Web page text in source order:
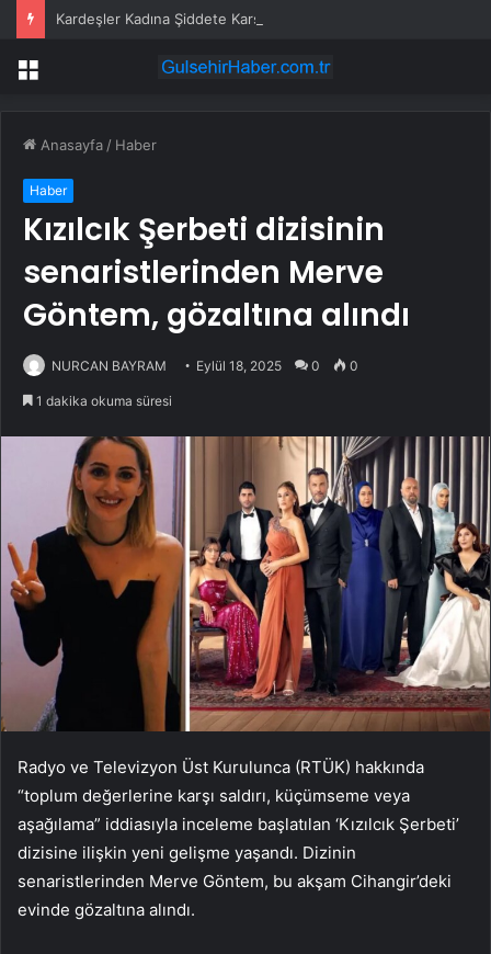
Kardeşler Kadına Şiddete Karşı Çıktı, Bıçaklandı
Menü
Anasayfa / Haber
Haber
Kızılcık Şerbeti dizisinin
senaristlerinden Merve
Göntem, gözaltına alındı
NURCAN BAYRAM Eylül 18, 2025 0 0
1 dakika okuma süresi
Radyo ve Televizyon Üst Kurulunca (RTÜK) hakkında
“toplum değerlerine karşı saldırı, küçümseme veya
aşağılama” iddiasıyla inceleme başlatılan ‘Kızılcık Şerbeti’
dizisine ilişkin yeni gelişme yaşandı. Dizinin
senaristlerinden Merve Göntem, bu akşam Cihangir’deki
evinde gözaltına alındı.